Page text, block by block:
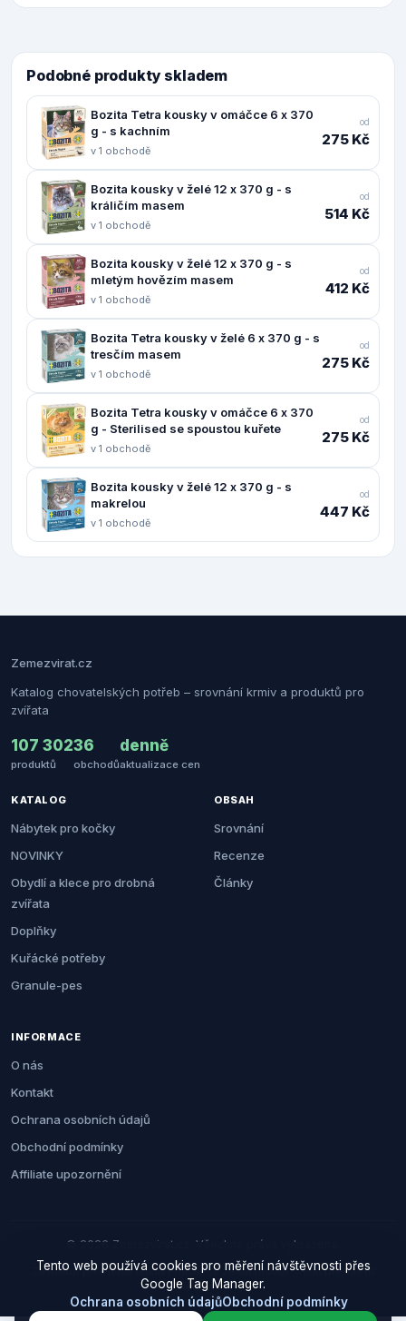
Podobné produkty skladem
Bozita Tetra kousky v omáčce 6 x 370
g - s kachním
v 1 obchodě
od
275 Kč
Bozita kousky v želé 12 x 370 g - s
králičím masem
v 1 obchodě
od
514 Kč
Bozita kousky v želé 12 x 370 g - s
mletým hovězím masem
v 1 obchodě
od
412 Kč
Bozita Tetra kousky v želé 6 x 370 g - s
tresčím masem
v 1 obchodě
od
275 Kč
Bozita Tetra kousky v omáčce 6 x 370
g - Sterilised se spoustou kuřete
v 1 obchodě
od
275 Kč
Bozita kousky v želé 12 x 370 g - s
makrelou
v 1 obchodě
od
447 Kč
Zemezvirat.cz
Katalog chovatelských potřeb – srovnání krmiv a produktů pro
zvířata
107 302
produktů
36
obchodů
denně
aktualizace cen
KATALOG
Nábytek pro kočky
NOVINKY
Obydlí a klece pro drobná
zvířata
Doplňky
Kuřácké potřeby
Granule-pes
OBSAH
Srovnání
Recenze
Články
INFORMACE
O nás
Kontakt
Ochrana osobních údajů
Obchodní podmínky
Affiliate upozornění
© 2026 Zemezvirat.cz. Všechna práva vyhrazena.
Za nákup přes naše odkazy můžeme získat provizi. Cenu pro vás to
neovlivní.
Tento web používá cookies pro měření návštěvnosti přes
Google Tag Manager.
Ochrana osobních údajůObchodní podmínky